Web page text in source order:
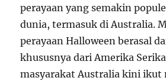
perayaan yang semakin
dunia, termasuk di Australia.
perayaan Halloween berasal
khususnya dari Amerika
masyarakat Australia kini ikut